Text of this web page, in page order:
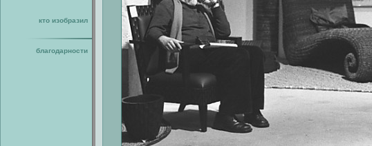
кто изобразил
благодарности